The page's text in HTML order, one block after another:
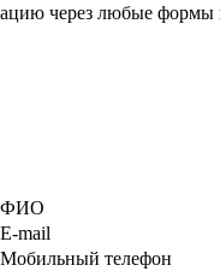
через любые формы
ФИО
E-mail
Мобильный телефон